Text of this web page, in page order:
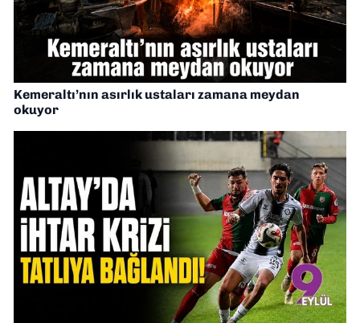
Kemeraltı’nın asırlık ustaları zamana meydan
okuyor